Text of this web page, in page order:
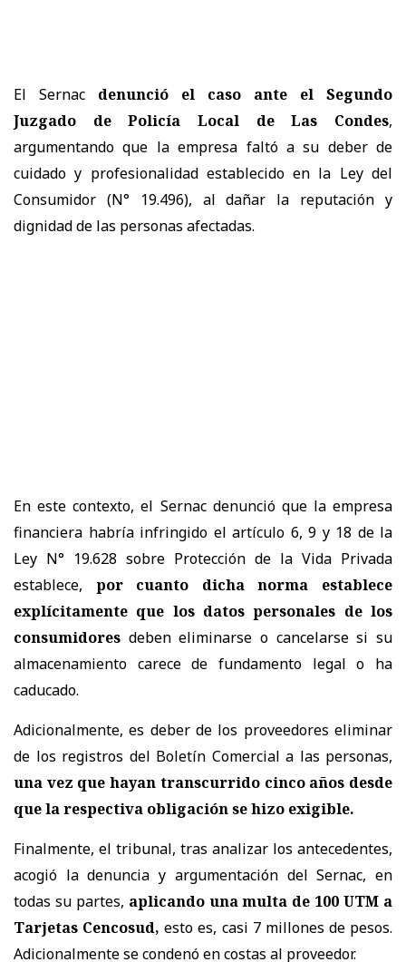
El Sernac denunció el caso ante el Segundo
Juzgado de Policía Local de Las Condes,
argumentando que la empresa faltó a su deber de
cuidado y profesionalidad establecido en la Ley del
Consumidor (N° 19.496), al dañar la reputación y
dignidad de las personas afectadas.
En este contexto, el Sernac denunció que la empresa
financiera habría infringido el artículo 6, 9 y 18 de la
Ley N° 19.628 sobre Protección de la Vida Privada
establece, por cuanto dicha norma establece
explícitamente que los datos personales de los
consumidores deben eliminarse o cancelarse si su
almacenamiento carece de fundamento legal o ha
caducado.
Adicionalmente, es deber de los proveedores eliminar
de los registros del Boletín Comercial a las personas,
una vez que hayan transcurrido cinco años desde
que la respectiva obligación se hizo exigible.
Finalmente, el tribunal, tras analizar los antecedentes,
acogió la denuncia y argumentación del Sernac, en
todas su partes, aplicando una multa de 100 UTM a
Tarjetas Cencosud, esto es, casi 7 millones de pesos.
Adicionalmente se condenó en costas al proveedor.